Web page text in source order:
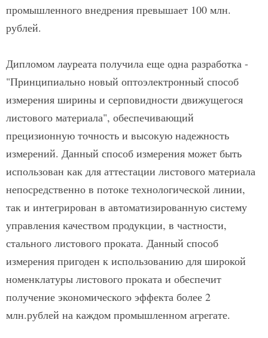
промышленного внедрения превышает 100 млн.
рублей.
Дипломом лауреата получила еще одна разработка -
"Принципиально новый оптоэлектронный способ
измерения ширины и серповидности движущегося
листового материала", обеспечивающий
прецизионную точность и высокую надежность
измерений. Данный способ измерения может быть
использован как для аттестации листового материала
непосредственно в потоке технологической линии,
так и интегрирован в автоматизированную систему
управления качеством продукции, в частности,
стального листового проката. Данный способ
измерения пригоден к использованию для широкой
номенклатуры листового проката и обеспечит
получение экономического эффекта более 2
млн.рублей на каждом промышленном агрегате.